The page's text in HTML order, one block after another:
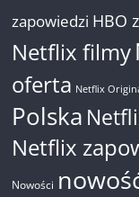
zapowiedzi HBO
Netflix filmy
oferta Netflix
Polska
Netflix
Nowości